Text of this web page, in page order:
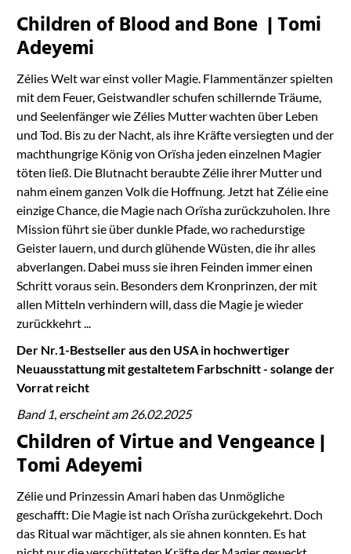
Children of Blood and Bone | Tomi
Adeyemi
Zélies Welt war einst voller Magie. Flammentänzer spielten
mit dem Feuer, Geistwandler schufen schillernde Träume,
und Seelenfänger wie Zélies Mutter wachten über Leben
und Tod. Bis zu der Nacht, als ihre Kräfte versiegten und der
machthungrige König von Orïsha jeden einzelnen Magier
töten ließ. Die Blutnacht beraubte Zélie ihrer Mutter und
nahm einem ganzen Volk die Hoffnung. Jetzt hat Zélie eine
einzige Chance, die Magie nach Orïsha zurückzuholen. Ihre
Mission führt sie über dunkle Pfade, wo rachedurstige
Geister lauern, und durch glühende Wüsten, die ihr alles
abverlangen. Dabei muss sie ihren Feinden immer einen
Schritt voraus sein. Besonders dem Kronprinzen, der mit
allen Mitteln verhindern will, dass die Magie je wieder
zurückkehrt ...
Der Nr.1-Bestseller aus den USA in hochwertiger
Neuausstattung mit gestaltetem Farbschnitt - solange der
Vorrat reicht
Band 1, erscheint am 26.02.2025
Children of Virtue and Vengeance |
Tomi Adeyemi
Zélie und Prinzessin Amari haben das Unmögliche
geschafft: Die Magie ist nach Orïsha zurückgekehrt. Doch
das Ritual war mächtiger, als sie ahnen konnten. Es hat